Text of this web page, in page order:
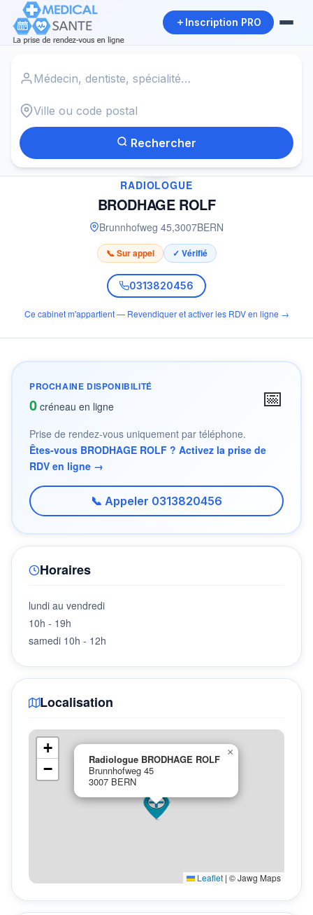
Inscription PRO
Rechercher
✓
RADIOLOGUE
BRODHAGE ROLF
Brunnhofweg 45,3007BERN
📞 Sur appel ✓ Vérifié
0313820456
Ce cabinet m'appartient — Revendiquer et activer les RDV en ligne →
PROCHAINE DISPONIBILITÉ
0 créneau en ligne 📅
Prise de rendez-vous uniquement par téléphone.
Êtes-vous BRODHAGE ROLF ? Activez la prise de
RDV en ligne →
📞 Appeler 0313820456
Horaires
lundi au vendredi
10h - 19h
samedi 10h - 12h
Localisation
Radiologue BRODHAGE ROLF
Brunnhofweg 45
3007 BERN
×
+
−
Leaflet | © Jawg Maps